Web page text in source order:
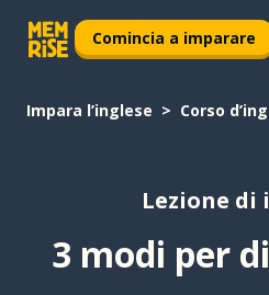
Comincia a imparare
Impara l’inglese Corso
Lezione di
3 modi per